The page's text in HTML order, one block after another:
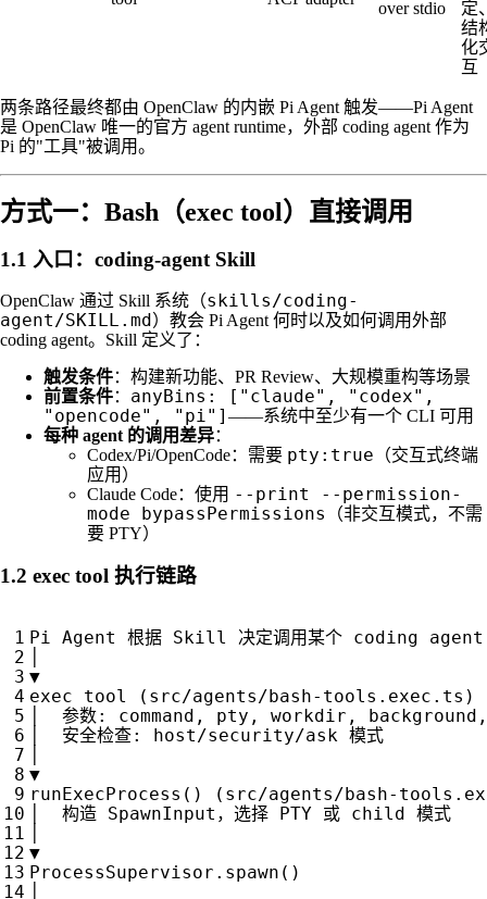
over stdio
定
结
化
互
两条路径最终都由 OpenClaw 的内嵌 Pi Agent 触发——Pi Agent
是 OpenClaw 唯一的官方 agent runtime，外部 coding agent 作为
Pi 的"工具"被调用。
方式一：Bash（exec tool）直接调用
1.1 入口：coding-agent Skill
OpenClaw 通过 Skill 系统（skills/coding-
agent/SKILL.md）教会 Pi Agent 何时以及如何调用外部
coding agent。Skill 定义了：
触发条件：构建新功能、PR Review、大规模重构等场景
前置条件： anyBins: ["claude", "codex",
"opencode", "pi"] ——系统中至少有一个 CLI 可用
每种 agent 的调用差异：
Codex/Pi/OpenCode：需要 pty:true （交互式终端
应用）
Claude Code：使用 --print --permission-
mode bypassPermissions
（非交互模式，不需
要 PTY）
1.2 exec tool 执行链路
Pi Agent 根据 Skill 决定调用某个 coding
agent
▼
exec
tool ( src/agents /bash- tools . exec . ts )
参数: command , pty , workdir , background ,
安全检查: host /security/ask 模式
▼
runExecProcess () ( src/agents /bash- tools .
构造 SpawnInput ，选择 PTY 或 child 模式
▼
ProcessSupervisor . spawn ()